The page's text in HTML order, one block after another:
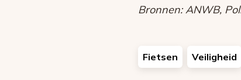
Bronnen: ANWB,
Fietsen Veiligheid